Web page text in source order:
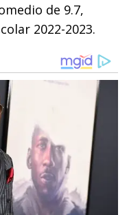
de 9.7,
2022-2023.